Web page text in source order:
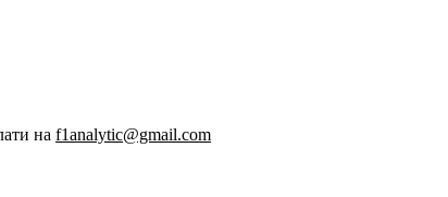
на f1analytic@gmail.com